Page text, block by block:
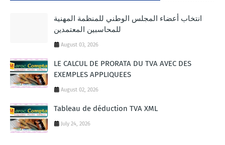
انتخاب أعضاء المجلس الوطني للمنظمة المهنية
للمحاسبين المعتمدين
August 03, 2026
LE CALCUL DE PRORATA DU TVA AVEC DES
EXEMPLES APPLIQUEES
August 02, 2026
Tableau de déduction TVA XML
July 24, 2026